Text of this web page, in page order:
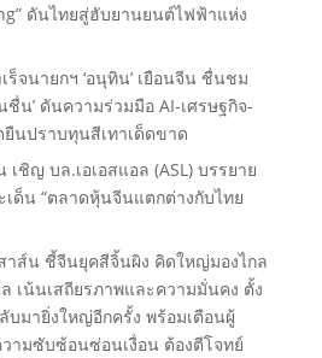
ดันไทยสู่ฮับยานยนต์ไฟฟ้าแห่ง
จนายกฯ ‘อนุทิน’ เยือนจีน ชื่นชม
ชื่น’ ดันความร่วมมือ AI-เศรษฐกิจ-
นปราบทุนสีเทาเด็ดขาด
ชิญ บล.เอเอสแอล (ASL) บรรยาย
เด็น “ตลาดหุ้นจีนแตกต่างกับไทย
าส์น ชี้จีนยุคสีจิ้นผิง คิดใหญ่มองไกล
เน้นเสถียรภาพและความมั่นคง ตั้ง
บมายิ่งใหญ่อีกครั้ง พร้อมเตือนผู้
ามซับซ้อนซ่อนเงื่อน ต้องตีโจทย์